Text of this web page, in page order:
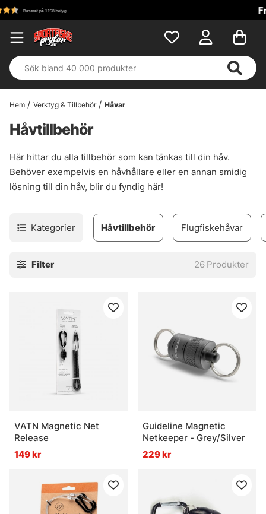
Hem Verktyg & Tillbehör Håvar
Håvtillbehör
Här hittar du alla tillbehör som kan tänkas till din håv.
Behöver exempelvis en håvhållare eller en annan smidig
lösning till din håv, blir du fyndig här!
Kategorier Flugfiskehåvar
Håvtillbehör
Filter 26 Produkter
VATN Magnetic Net
Release
149 kr
Guideline Magnetic
Netkeeper - Grey/Silver
229 kr